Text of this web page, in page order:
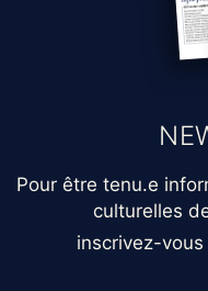
Pour être tenu.e
culturelles
inscrivez-